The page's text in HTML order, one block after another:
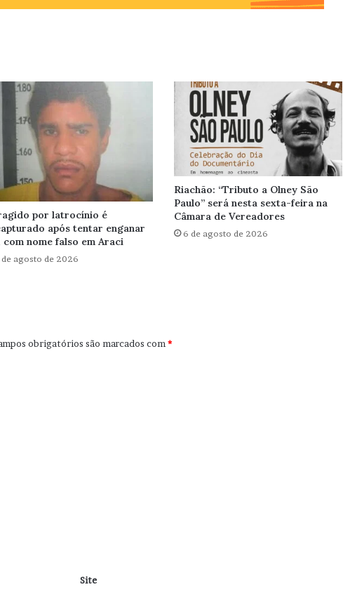
por latrocínio é
após tentar enganar
com nome falso em Araci
agosto de 2026
Riachão: “Tributo a Olney São
Paulo” será nesta sexta-feira na
Câmara de Vereadores
6 de agosto de 2026
obrigatórios são marcados com *
Site